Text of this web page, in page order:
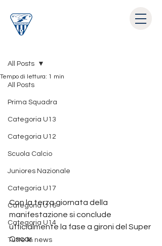
All Posts
Prima Squadra
Categoria U13
Categoria U12
Scuola Calcio
Juniores Nazionale
Categoria U17
Categoria U16
Categoria U14
Tutte le news
All Posts
Tempo di lettura: 1 min
Con la terza giornata della
manifestazione si conclude
ufficialmente la fase a gironi del Super
Oscar.